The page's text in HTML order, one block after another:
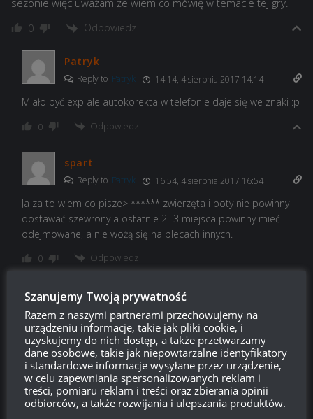
0 Odpowiedz
Patryk
Reply to Patryk 14:14, 4 sierpnia 2017 14:14
Miało być exp ale autokorekta w telefonie daje się we znaki :p
0 Odpowiedz
spart
Reply to Patryk 16:54, 4 sierpnia 2017 16:54
Ja za to wiem co pisze> ****** zwierzęta i boty nie powinny
dostawać szewrony a ostatnie 2 -3 miejsca powinny mieć
odejmowane, a nie wożą się na plecach innych.
0 Odpowiedz
Pasjonat
Reply toPatryk 21:40, 4 sierpnia 2017 21:40
Przecieź napisali że szewrony dostanie 10 z wygranej ekipy a
pozostałe przynajmniej nie straci a 5 z przegranej nie
dostanie szewrony dobre rozwiązanie bo trzeba będzie się
wykazać w bitwie i starać wygrać a nie jak wczesniej źe dobrą
campą koszem innych moźna było zdobyć szewrony. Limit art
na plus
Szanujemy Twoją prywatność
Razem z naszymi partnerami przechowujemy na
urządzeniu informacje, takie jak pliki cookie, i
uzyskujemy do nich dostęp, a także przetwarzamy
dane osobowe, takie jak niepowtarzalne identyfikatory
i standardowe informacje wysyłane przez urządzenie,
w celu zapewniania spersonalizowanych reklam i
treści, pomiaru reklam i treści oraz zbierania opinii
odbiorców, a także rozwijania i ulepszania produktów.